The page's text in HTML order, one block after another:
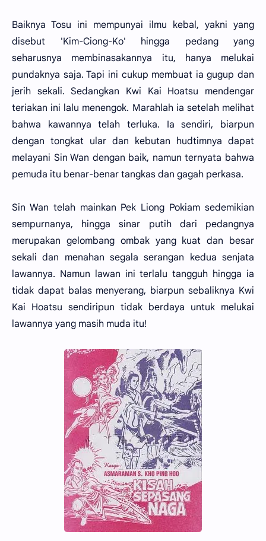
Baiknya Tosu ini mempunyai ilmu kebal, yakni yang
disebut 'Kim-Ciong-Ko' hingga pedang yang
seharusnya membinasakannya itu, hanya melukai
pundaknya saja. Tapi ini cukup membuat ia gugup dan
jerih sekali. Sedangkan Kwi Kai Hoatsu mendengar
teriakan ini lalu menengok. Marahlah ia setelah melihat
bahwa kawannya telah terluka. Ia sendiri, biarpun
dengan tongkat ular dan kebutan hudtimnya dapat
melayani Sin Wan dengan baik, namun ternyata bahwa
pemuda itu benar-benar tangkas dan gagah perkasa.
Sin Wan telah mainkan Pek Liong Pokiam sedemikian
sempurnanya, hingga sinar putih dari pedangnya
merupakan gelombang ombak yang kuat dan besar
sekali dan menahan segala serangan kedua senjata
lawannya. Namun lawan ini terlalu tangguh hingga ia
tidak dapat balas menyerang, biarpun sebaliknya Kwi
Kai Hoatsu sendiripun tidak berdaya untuk melukai
lawannya yang masih muda itu!